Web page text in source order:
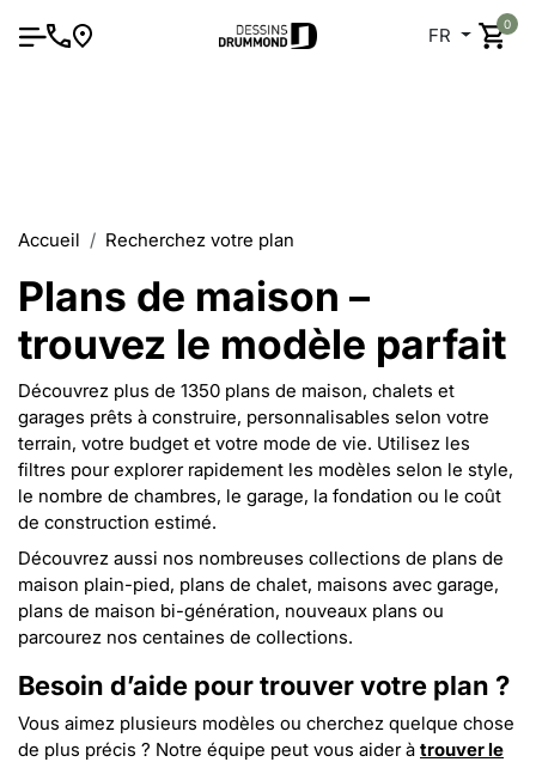
FR
0
Accueil Recherchez votre plan
Plans de maison –
trouvez le modèle parfait
Découvrez plus de 1350 plans de maison, chalets et
garages prêts à construire, personnalisables selon votre
terrain, votre budget et votre mode de vie. Utilisez les
filtres pour explorer rapidement les modèles selon le style,
le nombre de chambres, le garage, la fondation ou le coût
de construction estimé.
Découvrez aussi nos nombreuses collections de plans de
maison plain-pied, plans de chalet, maisons avec garage,
plans de maison bi-génération, nouveaux plans ou
parcourez nos centaines de collections.
Besoin d’aide pour trouver votre plan ?
Vous aimez plusieurs modèles ou cherchez quelque chose
de plus précis ? Notre équipe peut vous aider à trouver le